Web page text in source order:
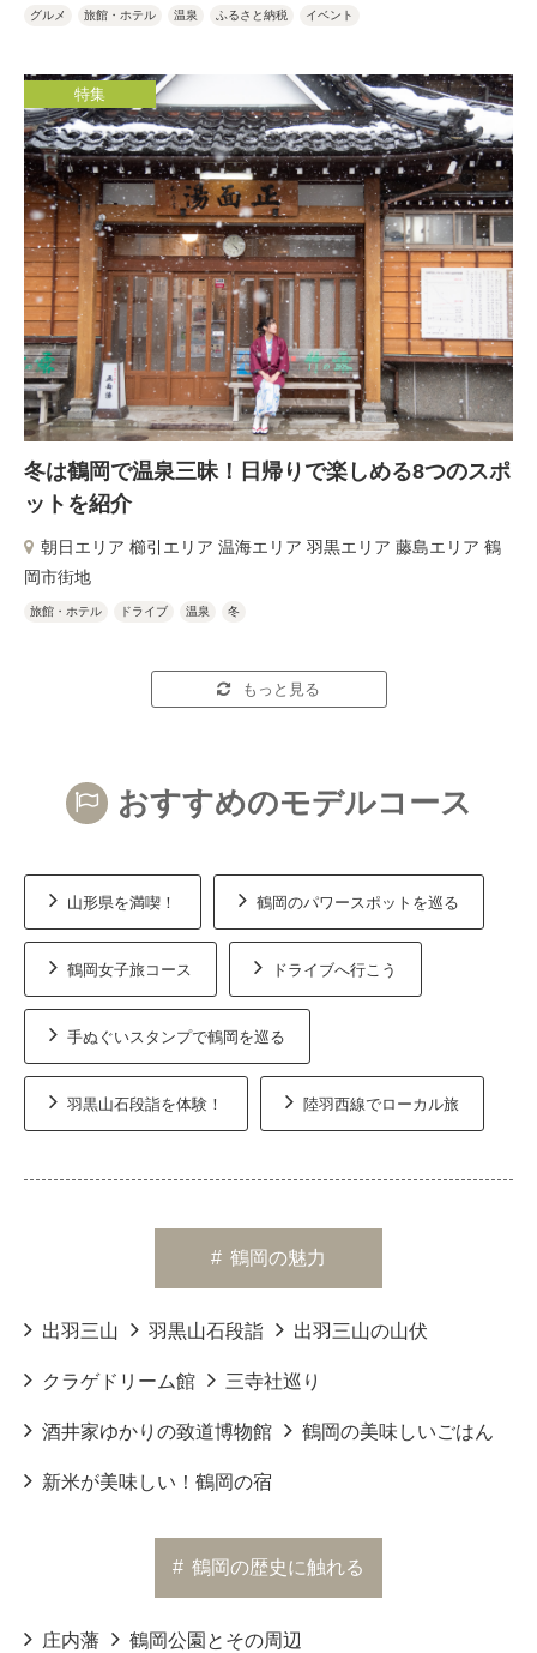
グルメ 旅館・ホテル 温泉 ふるさと納税 イベント
特集
冬は鶴岡で温泉三昧！日帰りで楽しめる8つのスポ
ットを紹介
朝日エリア 櫛引エリア 温海エリア 羽黒エリア 藤島エリア 鶴
岡市街地
旅館・ホテル ドライブ 温泉 冬
もっと見る
おすすめのモデルコース
山形県を満喫！ 鶴岡のパワースポットを巡る
鶴岡女子旅コース ドライブへ行こう
手ぬぐいスタンプで鶴岡を巡る
羽黒山石段詣を体験！ 陸羽西線でローカル旅
# 鶴岡の魅力
出羽三山 羽黒山石段詣 出羽三山の山伏
クラゲドリーム館 三寺社巡り
酒井家ゆかりの致道博物館 鶴岡の美味しいごはん
新米が美味しい！鶴岡の宿
# 鶴岡の歴史に触れる
庄内藩 鶴岡公園とその周辺